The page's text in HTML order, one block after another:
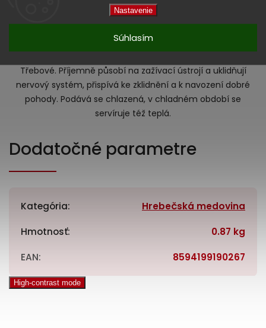
Nastavenie
Súhlasím
Hřebečská medovina je čistě přírodní produkt vzniklý
kvasinek. Jejich vzácné chuti je dosaženo kvalitou medu,
Třebové. Příjemně působí na zažívací ústrojí a uklidňují
nervový systém, přispívá ke zklidnění a k navození dobré
pohody. Podává se chlazená, v chladném období se
servíruje též teplá.
Dodatočné parametre
Kategória: Hrebečská medovina
Hmotnosť: 0.87 kg
EAN: 8594199190267
High-contrast mode